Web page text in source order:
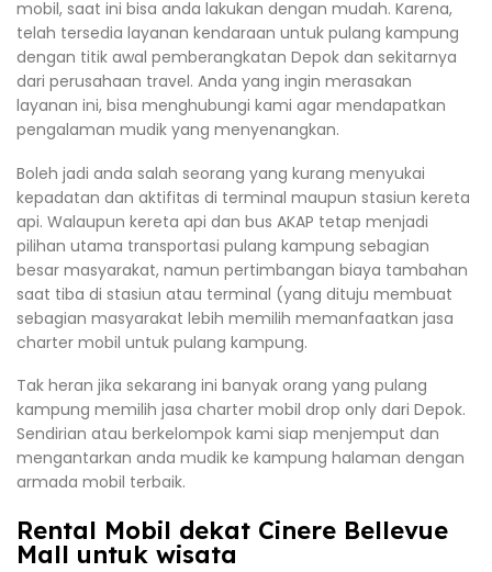
mobil, saat ini bisa anda lakukan dengan mudah. Karena,
telah tersedia layanan kendaraan untuk pulang kampung
dengan titik awal pemberangkatan Depok dan sekitarnya
dari perusahaan travel. Anda yang ingin merasakan
layanan ini, bisa menghubungi kami agar mendapatkan
pengalaman mudik yang menyenangkan.
Boleh jadi anda salah seorang yang kurang menyukai
kepadatan dan aktifitas di terminal maupun stasiun kereta
api. Walaupun kereta api dan bus AKAP tetap menjadi
pilihan utama transportasi pulang kampung sebagian
besar masyarakat, namun pertimbangan biaya tambahan
saat tiba di stasiun atau terminal (yang dituju membuat
sebagian masyarakat lebih memilih memanfaatkan jasa
charter mobil untuk pulang kampung.
Tak heran jika sekarang ini banyak orang yang pulang
kampung memilih jasa charter mobil drop only dari Depok.
Sendirian atau berkelompok kami siap menjemput dan
mengantarkan anda mudik ke kampung halaman dengan
armada mobil terbaik.
Rental Mobil dekat Cinere Bellevue
Mall untuk wisata